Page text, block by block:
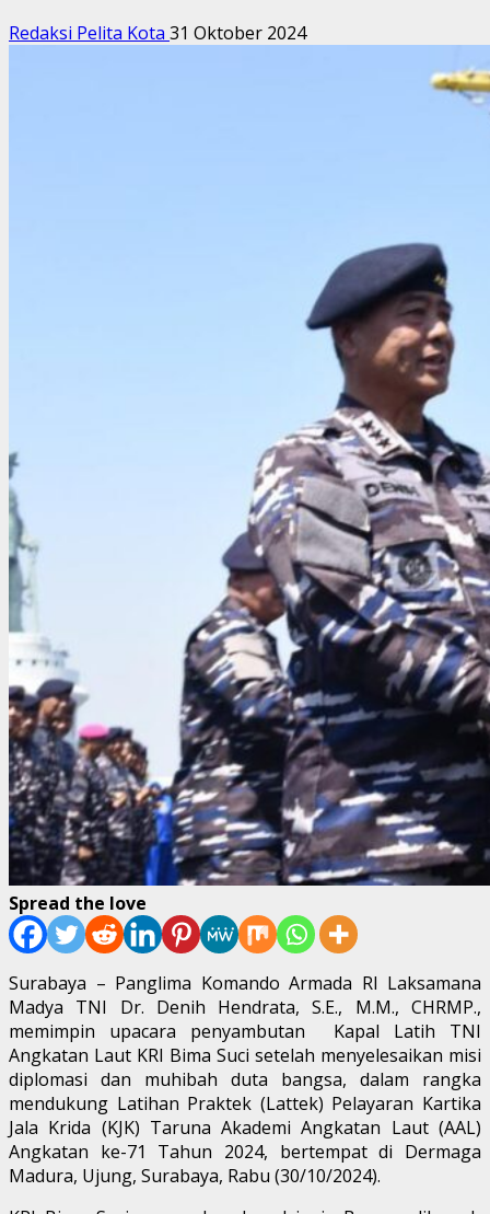
Redaksi Pelita Kota 31 Oktober 2024
Spread the love
Surabaya – Panglima Komando Armada RI Laksamana
Madya TNI Dr. Denih Hendrata, S.E., M.M., CHRMP.,
memimpin upacara penyambutan Kapal Latih TNI
Angkatan Laut KRI Bima Suci setelah menyelesaikan misi
diplomasi dan muhibah duta bangsa, dalam rangka
mendukung Latihan Praktek (Lattek) Pelayaran Kartika
Jala Krida (KJK) Taruna Akademi Angkatan Laut (AAL)
Angkatan ke-71 Tahun 2024, bertempat di Dermaga
Madura, Ujung, Surabaya, Rabu (30/10/2024).